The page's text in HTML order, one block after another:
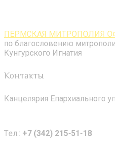
ПЕРМСКАЯ МИТРОПОЛИЯ
по благословению
Кунгурского Игнатия
Контакты
Канцелярия Епархиального
Tел.: +7 (342) 215-51-18